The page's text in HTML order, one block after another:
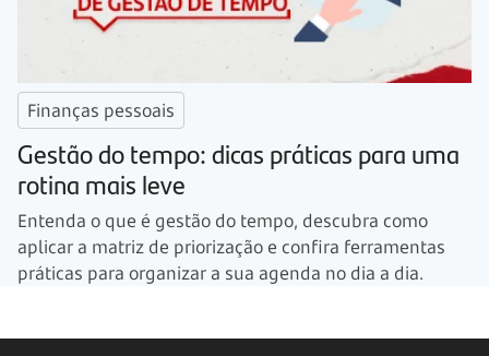
Finanças pessoais
Gestão do tempo: dicas práticas para uma
rotina mais leve
Entenda o que é gestão do tempo, descubra como
aplicar a matriz de priorização e confira ferramentas
práticas para organizar a sua agenda no dia a dia.